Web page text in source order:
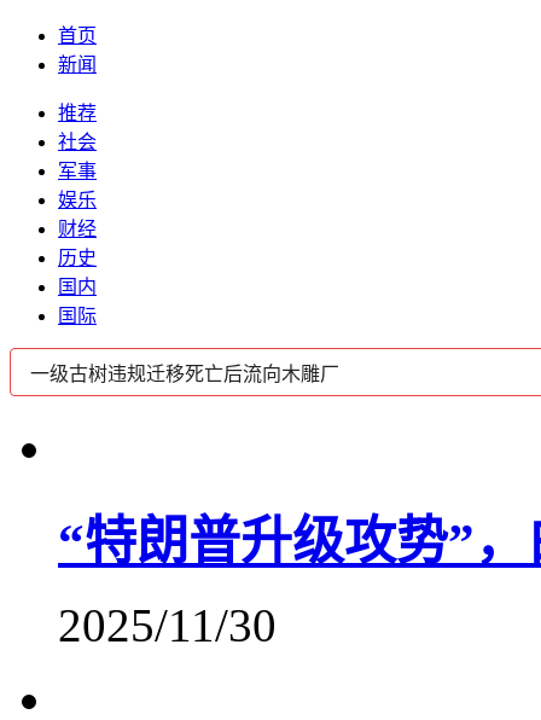
首页
新闻
推荐
社会
军事
娱乐
财经
历史
国内
国际
“特朗普升级攻势”
2025/11/30